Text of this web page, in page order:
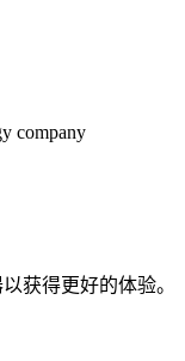
company
获得更好的体验。